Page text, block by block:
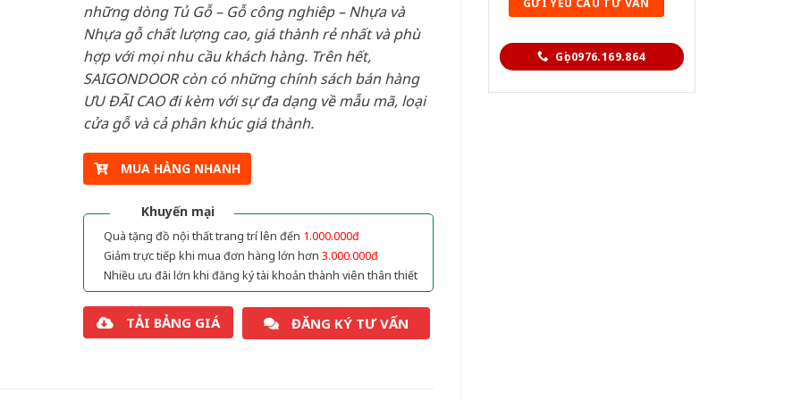
Gọi 0976.169.864
những dòng Tủ Gỗ – Gỗ công nghiêp – Nhựa và
Nhựa gỗ chất lượng cao, giá thành rẻ nhất và phù
hợp với mọi nhu cầu khách hàng. Trên hết,
SAIGONDOOR còn có những chính sách bán hàng
ƯU ĐÃI CAO đi kèm với sự đa dạng về mẫu mã, loại
cửa gỗ và cả phân khúc giá thành.
MUA HÀNG NHANH
Khuyến mại
Quà tặng đồ nội thất trang trí lên đến 1.000.000đ
Giảm trực tiếp khi mua đơn hàng lớn hơn 3.000.000đ
Nhiều ưu đãi lớn khi đăng ký tài khoản thành viên thân thiết
TẢI BẢNG GIÁ ĐĂNG KÝ TƯ VẤN